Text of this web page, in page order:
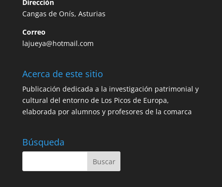
Dirección
Cangas de Onís, Asturias
Correo
lajueya@hotmail.com
Acerca de este sitio
Publicación dedicada a la investigación patrimonial y
cultural del entorno de Los Picos de Europa,
elaborada por alumnos y profesores de la comarca
Búsqueda